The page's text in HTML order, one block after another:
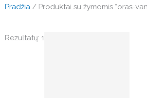
Pradžia / Produktai su žymomis “oras-
Rezultatų: 1